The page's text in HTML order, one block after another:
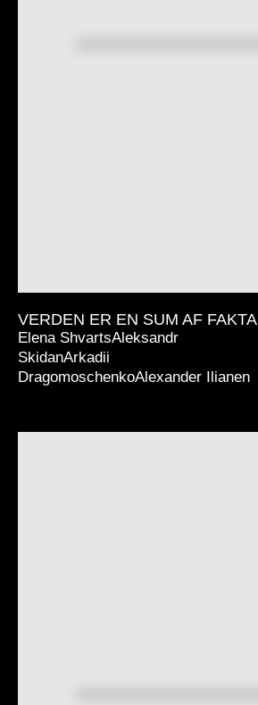
VERDEN ER EN SUM AF FAKTA
Elena ShvartsAleksandr
SkidanArkadii
DragomoschenkoAlexander Ilianen